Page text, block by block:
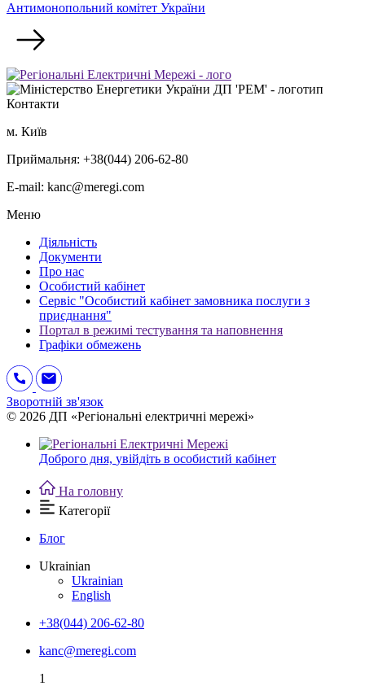
Антимонопольний комітет України
Контакти
м. Київ
Приймальня: +38(044) 206-62-80
E-mail: kanc@meregi.com
Меню
Діяльність
Документи
Про нас
Особистий кабінет
Сервіс "Особистий кабінет замовника послуги з
приєднання"
Портал в режимі тестування та наповнення
Графіки обмежень
Зворотній зв'язок
© 2026 ДП «Регіональні електричні мережі»
Доброго дня, увійдіть в особистий кабінет
На головну
Категорії
Блог
Ukrainian
Ukrainian
English
+38(044) 206-62-80
kanc@meregi.com
1